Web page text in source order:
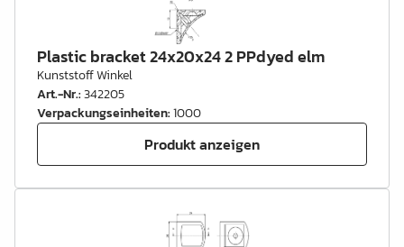
Plastic bracket 24x20x24 2 PPdyed elm
Kunststoff Winkel
Art.-Nr.:342205
Verpackungseinheiten:1000
Produkt anzeigen